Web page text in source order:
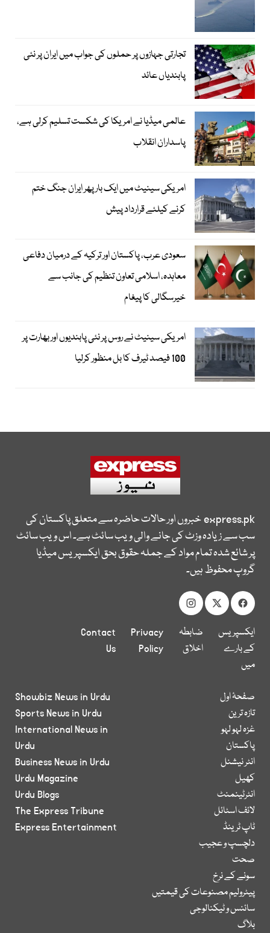
تجارتی جہازوں پر حملوں کی جواب میں ایران پر نئی
پابندیاں عائد
عالمی میڈیا نے امریکا کی شکست تسلیم کرلی ہے،
پاسداران انقلاب
امریکی سینیٹ میں ایک بار پھر ایران جنگ ختم
کرنے کیلئے قرارداد پیش
سعودی عرب، پاکستان اور ترکیہ کے درمیان دفاعی
معاہدہ، اسلامی تعاون تنظیم کی جانب سے
خیرسگالی کا پیغام
امریکی سینیٹ نے روس پر نئی پابندیوں اور بھارت پر
100 فیصد ٹیرف کا بل منظور کرلیا
express.pkخبروں اور حالات حاضرہ سے متعلق پاکستان کی
سب سے زیادہ وزٹ کی جانے والی ویب سائٹ ہے۔ اس ویب سائٹ
پر شائع شدہ تمام مواد کے جملہ حقوق بحق ایکسپریس میڈیا
گروپ محفوظ ہیں۔
ایکسپریس
کے بارے
میں
ضابطہ
اخلاق
Privacy
Policy
Contact
Us
صفحۂ اول
تازہ ترین
غزہ لہو لہو
پاکستان
انٹر نیشنل
کھیل
انٹرٹینمنٹ
لائف اسٹائل
ٹاپ ٹرینڈ
دلچسپ و عجیب
صحت
سونے کے نرخ
پیٹرولیم مصنوعات کی قیمتیں
سائنس و ٹیکنالوجی
بلاگ
Showbiz News in Urdu
Sports News in Urdu
International News in
Urdu
Business News in Urdu
Urdu Magazine
Urdu Blogs
The Express Tribune
Express Entertainment